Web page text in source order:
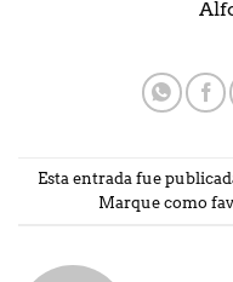
Esta entrada fue
Marque como